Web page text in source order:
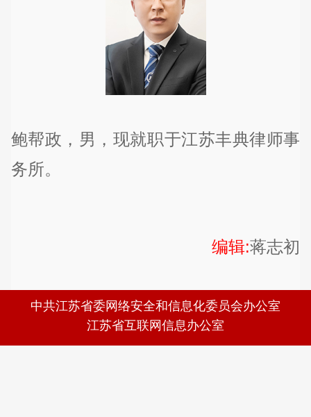
鲍帮政，男，现就职于江苏丰典律师事
务所。
编辑:蒋志初
中共江苏省委网络安全和信息化委员会办公室
江苏省互联网信息办公室